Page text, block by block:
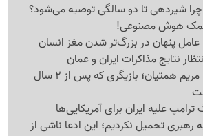
چرا شیردهی تا دو سالگی توصیه می‌شود؟
پنهان در بزرگ‌تر شدن مغز انسان
نتایج مذاکرات ایران و عمان
وداع اهالی سینما با مریم همتیان؛ بازیگری که پس از 2 سال
علیه ایران برای آمریکایی‌ها
رهبری تحمیل نکردیم؛ این ادعا ناشی از